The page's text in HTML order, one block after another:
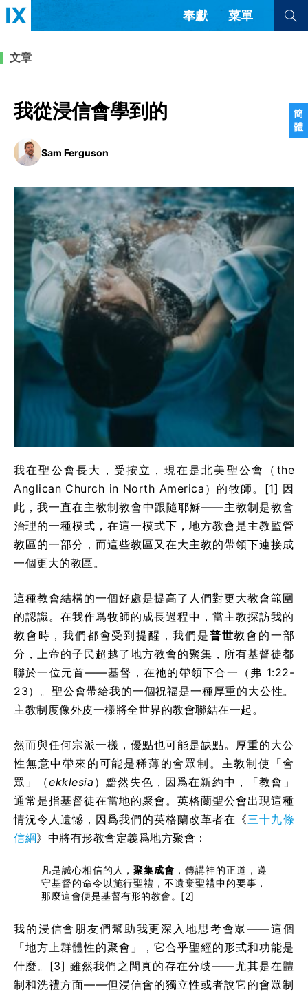
簡
體
奉獻 菜單
教會帶領 解經式講道與神學
福音傳講與宣教 成員制與教會紀律
團契生活與禱告
查看全部
查看全部
简体中文 正體中文
英语
西班牙語
葡萄牙語
俄語
烏茲別克語
达里语
波斯語
法語
羅馬尼亞語
波蘭語
越南語
意大利語
德語
韓語
土耳其語
阿拉伯語
阿爾巴尼亞語
塞爾維亞語 柬埔寨語
文章
我從浸信會學到的
Sam Ferguson
我在聖公會長大，受按立，現在是北美聖公會（the
Anglican Church in North America）的牧師。[1] 因
此，我一直在主教制教會中跟隨耶穌——主教制是教會
治理的一種模式，在這一模式下，地方教會是主教監管
教區的一部分，而這些教區又在大主教的帶領下連接成
一個更大的教區。
這種教會結構的一個好處是提高了人們對更大教會範圍
的認識。在我作爲牧師的成長過程中，當主教探訪我的
教會時，我們都會受到提醒，我們是普世教會的一部
分，上帝的子民超越了地方教會的聚集，所有基督徒都
聯於一位元首——基督，在祂的帶領下合一（弗 1:22-
23）。聖公會帶給我的一個祝福是一種厚重的大公性。
主教制度像外皮一樣將全世界的教會聯結在一起。
然而與任何宗派一樣，優點也可能是缺點。厚重的大公
性無意中帶來的可能是稀薄的會眾制。主教制使「會
眾」（ekklesia ）黯然失色，因爲在新約中，「教會」
通常是指基督徒在當地的聚會。英格蘭聖公會出現這種
情況令人遺憾，因爲我們的英格蘭改革者在《三十九條
信綱》中將有形教會定義爲地方聚會：
凡是誠心相信的人，聚集成會 ，傳講神的正道，遵
守基督的命令以施行聖禮，不遺棄聖禮中的要事，
那麼這會便是基督有形的教會。[2]
我的浸信會朋友們幫助我更深入地思考會眾——這個
「地方上群體性的聚會」，它合乎聖經的形式和功能是
什麼。[3] 雖然我們之間真的存在分歧——尤其是在體
制和洗禮方面——但浸信會的獨立性或者說它的會眾制